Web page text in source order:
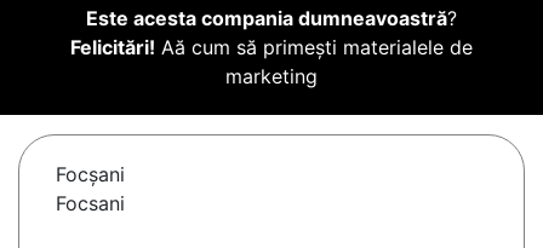
Este acesta compania dumneavoastră?
Felicitări! Aă cum să primești materialele de
marketing
Focşani
Focsani